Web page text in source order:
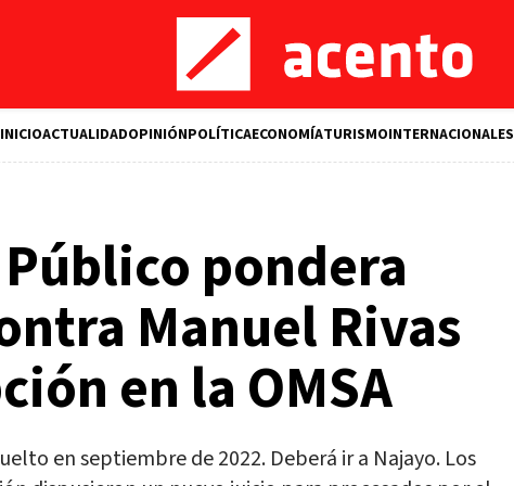
INICIOACTUALIDADOPINIÓNPOLÍTICAECONOMÍATURISMOINTERNACIONALES
pondera
Manuel Rivas
en la OMSA
en septiembre de 2022. Deberá ir a Najayo. Los